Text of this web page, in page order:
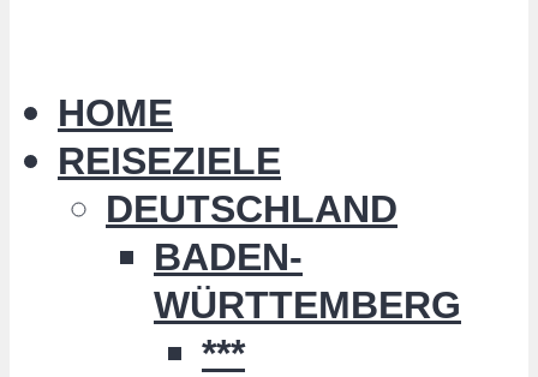
HOME
REISEZIELE
DEUTSCHLAND
BADEN-
WÜRTTEMBERG
***